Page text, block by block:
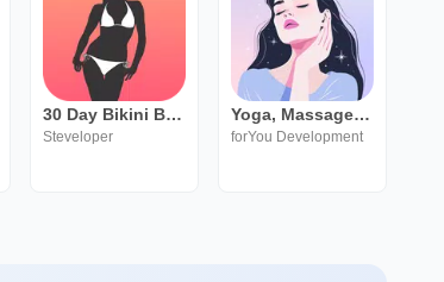
30 Day Bikini Body Challenge
Steveloper
Yoga, Massage mặt - forYou
forYou Development